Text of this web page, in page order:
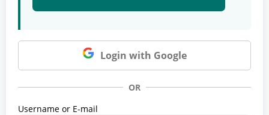
Login with Google
OR
Username or E-mail